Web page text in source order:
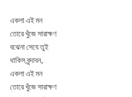
একলা এই মন
তোরে খুঁজে সারাক্ষণ
বঝেনা সেযে তুই
থাকিস বৃন্দাবন,
একলা এই মন
তোরে খুঁজে সারাক্ষণ